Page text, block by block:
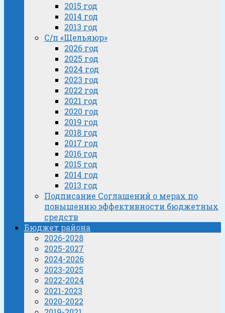
2015 год
2014 год
2013 год
С/п «Щельяюр»
2026 год
2025 год
2024 год
2023 год
2022 год
2021 год
2020 год
2019 год
2018 год
2017 год
2016 год
2015 год
2014 год
2013 год
Подписание Соглашений о мерах по
повышению эффективности бюджетных
средств
Бюджет района
2026-2028
2025-2027
2024-2026
2023-2025
2022-2024
2021-2023
2020-2022